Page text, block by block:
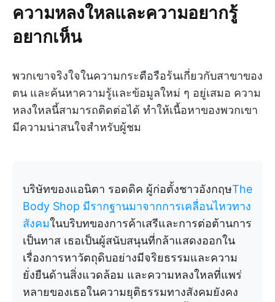
ความหลงใหลและความอยากรู้
อยากเห็น
พวกเขาจริงใจในความกระตือรือร้นเกี่ยวกับสาขาของ
ตน และค้นหาความรู้และข้อมูลใหม่ ๆ อยู่เสมอ ความ
หลงใหลนี้สามารถติดต่อได้ ทำให้เนื้อหาของพวกเขา
มีความน่าสนใจสำหรับผู้ชม
บริษัทของแอนิตา รอดดิค ผู้ก่อตั้งชาวอังกฤษThe
Body Shop มีรากฐานมาจากการเคลื่อนไหวทาง
สังคมในบริบทของการค้าเสรีและการต่อต้านการ
เป็นทาส เธอเป็นผู้สนับสนุนที่กล้าแสดงออกใน
เรื่องการหาวัตถุดิบอย่างมีจริยธรรมและความ
ยั่งยืนด้านสิ่งแวดล้อม และความหลงใหลที่แพร่
หลายของเธอในความยุติธรรมทางสังคมยังคง